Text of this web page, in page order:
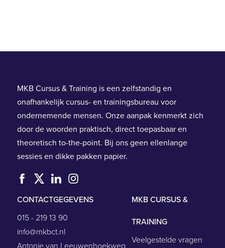
MKB Cursus & Training is een zelfstandig en
onafhankelijk cursus- en trainingsbureau voor
ondernemende mensen. Onze aanpak kenmerkt zich
door de woorden praktisch, direct toepasbaar en
theoretisch to-the-point. Bij ons geen ellenlange
sessies en dikke pakken papier.
CONTACTGEGEVENS
015 - 219 13 90
info@mkbct.nl
MKB CURSUS &
TRAINING
Veelgestelde vragen